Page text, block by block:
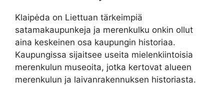
Klaipėda on Liettuan tärkeimpiä
satamakaupunkeja ja merenkulku onkin ollut
aina keskeinen osa kaupungin historiaa.
Kaupungissa sijaitsee useita mielenkiintoisia
merenkulun museoita, jotka kertovat alueen
merenkulun ja laivanrakennuksen historiasta.